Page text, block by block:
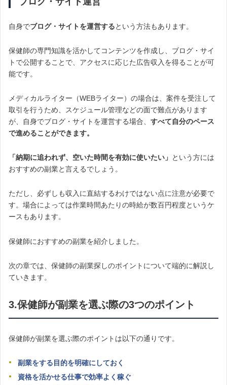
自身でブログ・サイトを運営するという方法もあります。
保健師の専門知識を活かしてコンテンツを作成し、ブログ・サイ
トで公開することで、アクセスに応じた広告収入を得ることが可
能です。
メディカルライター（WEBライター）の場合は、案件を受注して
取引を行うため、スケジュール管理などの面で難点があります
が、自身でブログ・サイトを運営する場合、 すべて自分のペース
で進めることができます。
「納期に追われず、空いた時間を有効に使いたい」 という方には
おすすめの副業と言えるでしょう。
ただし、必ずしも収入に直結するわけではない点に注意が必要で
す。場合によっては作業時間あたりの時給が数百円程度というケ
ースもあります。
保健師におすすめの副業を紹介しました。
次の章では、保健師の副業探しのポイントについて端的に解説し
ていきます。
3.保健師が副業を選ぶ際の3つのポイント
保健師が副業を選ぶ際のポイントは以下の通りです。
副業をする目的を明確にしておく
資格を活かせる仕事で効率よく稼ぐ